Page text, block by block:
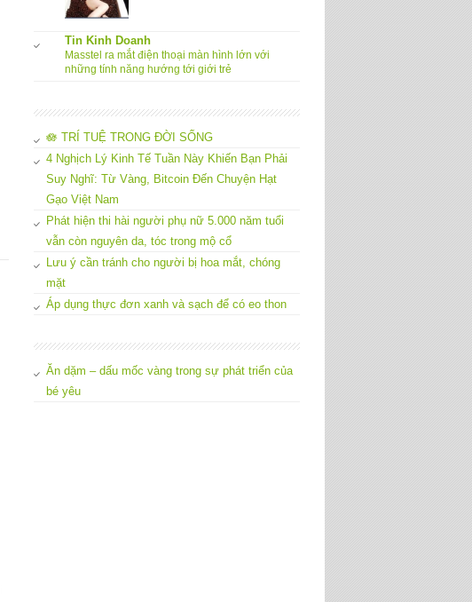
Tin Kinh Doanh
Masstel ra mắt điện thoại màn hình lớn với
những tính năng hướng tới giới trẻ
🪷 TRÍ TUỆ TRONG ĐỜI SỐNG
4 Nghịch Lý Kinh Tế Tuần Này Khiến Bạn Phải
Suy Nghĩ: Từ Vàng, Bitcoin Đến Chuyện Hạt
Gạo Việt Nam
Phát hiện thi hài người phụ nữ 5.000 năm tuổi
vẫn còn nguyên da, tóc trong mộ cổ
Lưu ý cần tránh cho người bị hoa mắt, chóng
mặt
Áp dụng thực đơn xanh và sạch để có eo thon
Ăn dặm – dấu mốc vàng trong sự phát triển của
bé yêu